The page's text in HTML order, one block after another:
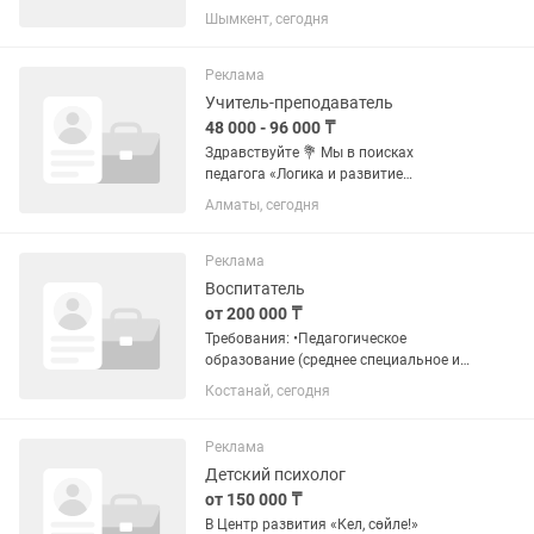
ребенка с РАС в 0-класс. Девочка, с
сохранным интеллектом, добрая и
Шымкент, сегодня
Реклама
Учитель-преподаватель
48 000 - 96 000 ₸
Здравствуйте 💐 Мы в поисках
педагога «Логика и развитие
мышления» (дети 6–9 лет) Ищем в
нашу команду творческого педагога,
умеет превращать обучение в...
Алматы, сегодня
Реклама
Воспитатель
от 200 000 ₸
Требования: •Педагогическое
образование (среднее специальное или
высшее); •Опыт работы с детьми
дошкольного возраста от 1 года;
методик развития детей 2–4...
Костанай, сегодня
Реклама
Детский психолог
от 150 000 ₸
В Центр развития «Кел, сөйле!»